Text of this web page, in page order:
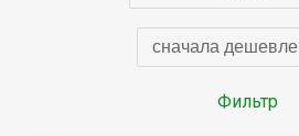
сначала дешевле
Фильтр